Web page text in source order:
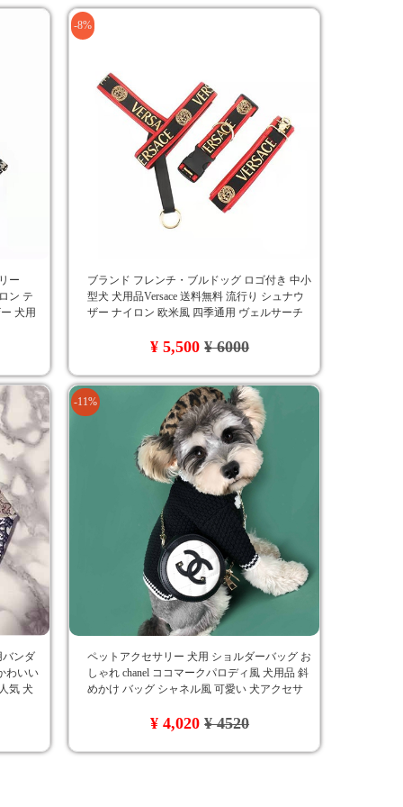
ー
ン テ
犬用
-8%
ブランド フレンチ・ブルドッグ ロゴ付き 中小
型犬 犬用品Versace 送料無料 流行り シュナウ
ザー ナイロン 欧米風 四季通用 ヴェルサーチ
¥ 5,500¥ 6000
バンダ
わいい
気 犬
-11%
ペットアクセサリー 犬用 ショルダーバッグ お
しゃれ chanel ココマークパロディ風 犬用品 斜
めかけ バッグ シャネル風 可愛い 犬アクセサ
¥ 4,020¥ 4520